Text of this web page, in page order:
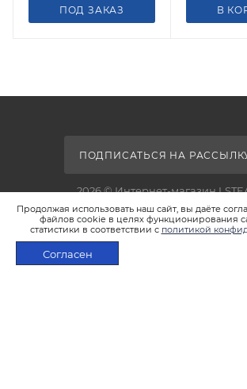
Продолжая использовать наш сайт, вы даёте
файлов cookie в целях функционирования
статистики в соответствии с политикой
Согласен
ПОД ЗАКАЗ В
ПОДПИСАТЬСЯ НА
2026 © Интернет-магазин